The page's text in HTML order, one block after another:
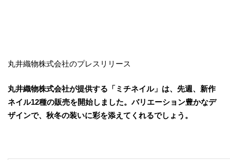
丸井織物株式会社のプレスリリース
丸井織物株式会社が提供する「ミチネイル」は、先週、新作
ネイル12種の販売を開始しました。バリエーション豊かなデ
ザインで、秋冬の装いに彩を添えてくれるでしょう。